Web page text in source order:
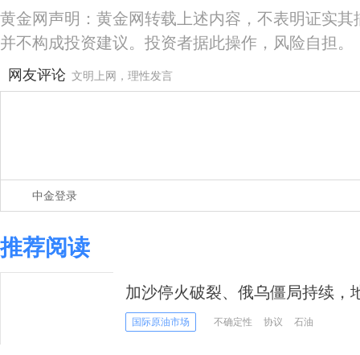
黄金网声明：黄金网转载上述内容，不表明证实
并不构成投资建议。投资者据此操作，风险自担。
网友评论 文明上网，理性发言
中金登录
推荐阅读
加沙停火破裂、俄乌僵局持续，
油价
国际原油市场 不确定性 协议 石油